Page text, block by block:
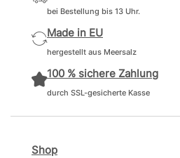
bei Bestellung bis 13 Uhr.
Made in EU
hergestellt aus Meersalz
100 % sichere Zahlung
durch SSL-gesicherte Kasse
Shop